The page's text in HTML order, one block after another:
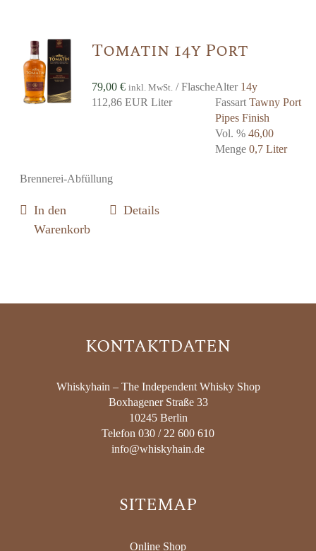
Tomatin 14y Port
79,00€ inkl. MwSt. / Flasche
112,86 EUR Liter
Alter 14y
FassartTawny Port
Pipes Finish
Vol. %46,00
Menge0,7 Liter
Brennerei-Abfüllung
In den
Warenkorb
Details
KONTAKTDATEN
Whiskyhain – The Independent Whisky Shop
Boxhagener Straße 33
10245 Berlin
Telefon 030 / 22 600 610
info@whiskyhain.de
SITEMAP
Online Shop